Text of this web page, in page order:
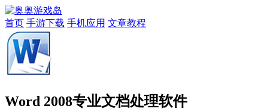
首页 手游下载 手机应用 文章教程
Word 2008专业文档处理软件